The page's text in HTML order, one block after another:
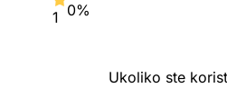
1 0%
Ukoliko ste